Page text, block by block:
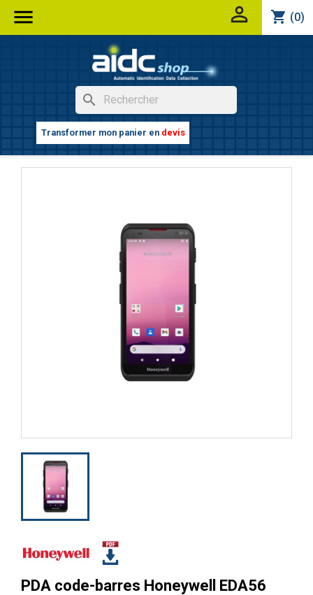
 shopping_cart (0)

search
Transformer mon panier en devis
PDA code-barres Honeywell EDA56